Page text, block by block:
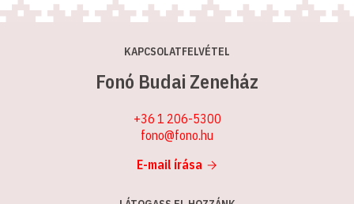
KAPCSOLATFELVÉTEL
Fonó Budai Zeneház
+36 1 206-5300
fono@fono.hu
E-mail írása